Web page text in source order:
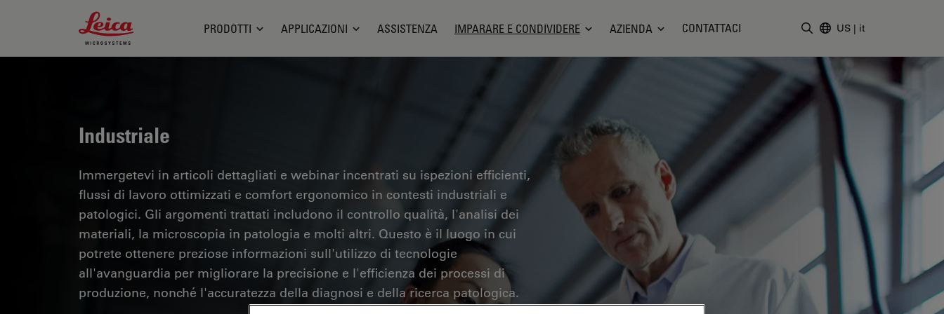
Leica Microsystems Logo
PRODOTTI APPLICAZIONI ASSISTENZA IMPARARE E CONDIVIDERE AZIENDA CONTATTACI US | it
Industriale
Immergetevi in articoli dettagliati e webinar incentrati su ispezioni efficienti,
flussi di lavoro ottimizzati e comfort ergonomico in contesti industriali e
patologici. Gli argomenti trattati includono il controllo qualità, l'analisi dei
materiali, la microscopia in patologia e molti altri. Questo è il luogo in cui
potrete ottenere preziose informazioni sull'utilizzo di tecnologie
all'avanguardia per migliorare la precisione e l'efficienza dei processi di
produzione, nonché l'accuratezza della diagnosi e della ricerca patologica.